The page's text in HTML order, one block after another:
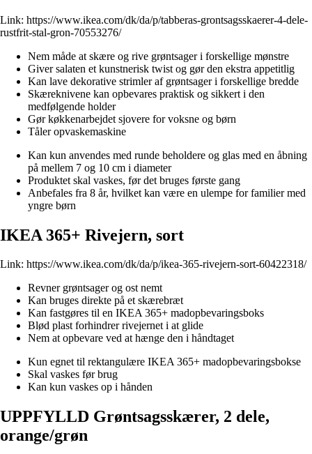
Link: https://www.ikea.com/dk/da/p/tabberas-grontsagsskaerer-4-dele-
rustfrit-stal-gron-70553276/
Nem måde at skære og rive grøntsager i forskellige mønstre
Giver salaten et kunstnerisk twist og gør den ekstra appetitlig
Kan lave dekorative strimler af grøntsager i forskellige bredde
Skæreknivene kan opbevares praktisk og sikkert i den
medfølgende holder
Gør køkkenarbejdet sjovere for voksne og børn
Tåler opvaskemaskine
Kan kun anvendes med runde beholdere og glas med en åbning
på mellem 7 og 10 cm i diameter
Produktet skal vaskes, før det bruges første gang
Anbefales fra 8 år, hvilket kan være en ulempe for familier med
yngre børn
IKEA 365+ Rivejern, sort
Link: https://www.ikea.com/dk/da/p/ikea-365-rivejern-sort-60422318/
Revner grøntsager og ost nemt
Kan bruges direkte på et skærebræt
Kan fastgøres til en IKEA 365+ madopbevaringsboks
Blød plast forhindrer rivejernet i at glide
Nem at opbevare ved at hænge den i håndtaget
Kun egnet til rektangulære IKEA 365+ madopbevaringsbokse
Skal vaskes før brug
Kan kun vaskes op i hånden
UPPFYLLD Grøntsagsskærer, 2 dele,
orange/grøn